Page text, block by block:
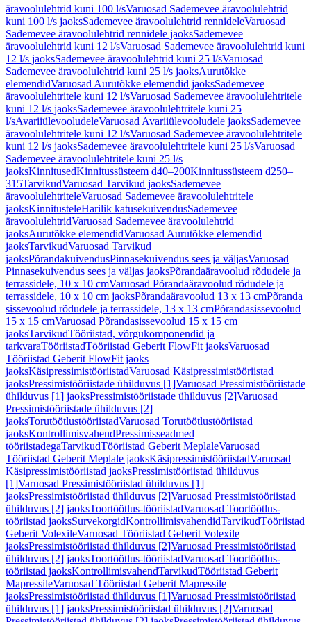
äravoolulehtrid kuni 100 l/sVaruosad Sademevee äravoolulehtrid
kuni 100 l/s jaoksSademevee äravoolulehtrid rennideleVaruosad
Sademevee äravoolulehtrid rennidele jaoksSademevee
äravoolulehtrid kuni 12 l/sVaruosad Sademevee äravoolulehtrid kuni
12 l/s jaoksSademevee äravoolulehtrid kuni 25 l/sVaruosad
Sademevee äravoolulehtrid kuni 25 l/s jaoksAurutõkke
elemendidVaruosad Aurutõkke elemendid jaoksSademevee
äravoolulehtritele kuni 12 l/sVaruosad Sademevee äravoolulehtritele
kuni 12 l/s jaoksSademevee äravoolulehtritele kuni 25
l/sAvariiülevooludeleVaruosad Avariiülevooludele jaoksSademevee
äravoolulehtritele kuni 12 l/sVaruosad Sademevee äravoolulehtritele
kuni 12 l/s jaoksSademevee äravoolulehtritele kuni 25 l/sVaruosad
Sademevee äravoolulehtritele kuni 25 l/s
jaoksKinnitusedKinnitussüsteem d40–200Kinnitussüsteem d250–
315TarvikudVaruosad Tarvikud jaoksSademevee
äravoolulehtriteleVaruosad Sademevee äravoolulehtritele
jaoksKinnitusteleHarilik katusekuivendusSademevee
äravoolulehtridVaruosad Sademevee äravoolulehtrid
jaoksAurutõkke elemendidVaruosad Aurutõkke elemendid
jaoksTarvikudVaruosad Tarvikud
jaoksPõrandakuivendusPinnasekuivendus sees ja väljasVaruosad
Pinnasekuivendus sees ja väljas jaoksPõrandaäravoolud rõdudele ja
terrassidele, 10 x 10 cmVaruosad Põrandaäravoolud rõdudele ja
terrassidele, 10 x 10 cm jaoksPõrandaäravoolud 13 x 13 cmPõranda
sissevoolud rõdudele ja terrassidele, 13 x 13 cmPõrandasissevoolud
15 x 15 cmVaruosad Põrandasissevoolud 15 x 15 cm
jaoksTarvikudTööriistad, võrgukomponendid ja
tarkvaraTööriistadTööriistad Geberit FlowFit jaoksVaruosad
Tööriistad Geberit FlowFit jaoks
jaoksKäsipressimistööriistadVaruosad Käsipressimistööriistad
jaoksPressimistööriistade ühilduvus [1]Varuosad Pressimistööriistade
ühilduvus [1] jaoksPressimistööriistade ühilduvus [2]Varuosad
Pressimistööriistade ühilduvus [2]
jaoksTorutöötlustööriistadVaruosad Torutöötlustööriistad
jaoksKontrollimisvahendPressimisseadmed
tööriistadegaTarvikudTööriistad Geberit MeplaleVaruosad
Tööriistad Geberit Meplale jaoksKäsipressimistööriistadVaruosad
Käsipressimistööriistad jaoksPressimistööriistad ühilduvus
[1]Varuosad Pressimistööriistad ühilduvus [1]
jaoksPressimistööriistad ühilduvus [2]Varuosad Pressimistööriistad
ühilduvus [2] jaoksToortöötlus-tööriistadVaruosad Toortöötlus-
tööriistad jaoksSurvekorgidKontrollimisvahendidTarvikudTööriistad
Geberit VolexileVaruosad Tööriistad Geberit Volexile
jaoksPressimistööriistad ühilduvus [2]Varuosad Pressimistööriistad
ühilduvus [2] jaoksToortöötlus-tööriistadVaruosad Toortöötlus-
tööriistad jaoksKontrollimisvahendTarvikudTööriistad Geberit
MapressileVaruosad Tööriistad Geberit Mapressile
jaoksPressimistööriistad ühilduvus [1]Varuosad Pressimistööriistad
ühilduvus [1] jaoksPressimistööriistad ühilduvus [2]Varuosad